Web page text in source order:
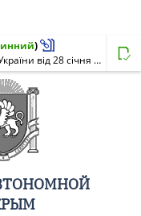
)
Про хід виконання Указу Президента України від 28 січня 1999 р. N 95/99 "Про заходи щодо поліпшення функціонування установ охорони здоров'я в сільській місцевості"